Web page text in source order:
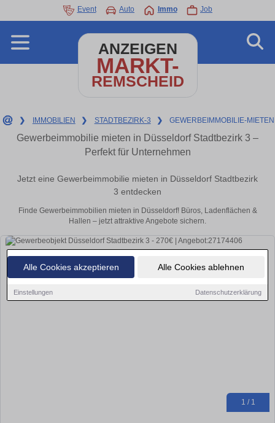
Alle Cookies akzeptieren Alle Cookies ablehnen
Einstellungen Datenschutzerklärung
Event Auto Immo Job
ANZEIGEN
MARKT-
REMSCHEID
❯ IMMOBILIEN ❯ STADTBEZIRK-3 ❯ GEWERBEIMMOBILIE-MIETEN
Gewerbeimmobilie mieten in Düsseldorf Stadtbezirk 3 –
Perfekt für Unternehmen
Jetzt eine Gewerbeimmobilie mieten in Düsseldorf Stadtbezirk
3 entdecken
Finde Gewerbeimmobilien mieten in Düsseldorf! Büros, Ladenflächen &
Hallen – jetzt attraktive Angebote sichern.
1 / 1